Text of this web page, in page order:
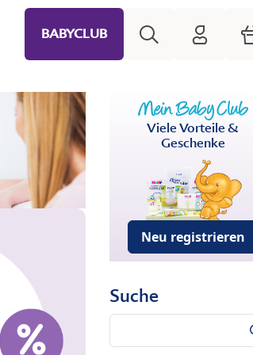
BABYCLUB HiPP
Viele Vorteile &
Geschenke
Neu registrieren
Suche